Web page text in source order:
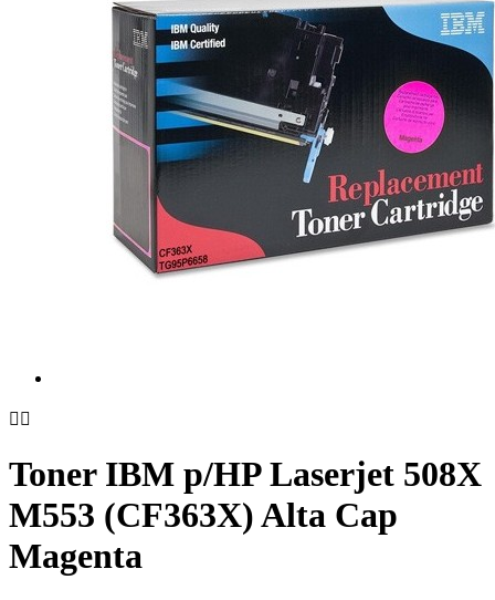
 
Toner IBM p/HP Laserjet 508X
M553 (CF363X) Alta Cap
Magenta